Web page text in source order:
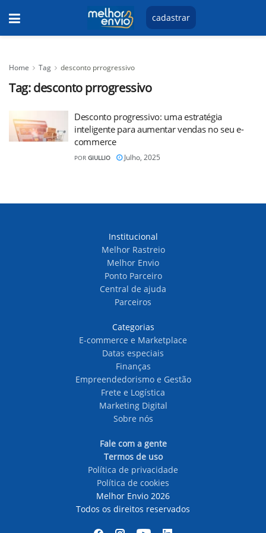
cadastrar
Home Tag desconto prrogressivo
Tag:desconto prrogressivo
Desconto progressivo: uma estratégia
inteligente para aumentar vendas no seu e-
commerce
POR GIULLIO Julho, 2025
Institucional
Melhor Rastreio
Melhor Envio
Ponto Parceiro
Central de ajuda
Parceiros
Categorias
E-commerce e Marketplace
Datas especiais
Finanças
Empreendedorismo e Gestão
Frete e Logística
Marketing Digital
Sobre nós
Fale com a gente
Termos de uso
Política de privacidade
Política de cookies
Melhor Envio 2026
Todos os direitos reservados